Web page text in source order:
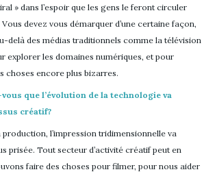
» dans l’espoir que les gens le feront circuler
devez vous démarquer d’une certaine façon,
delà des médias traditionnels comme la télévision
explorer les domaines numériques, et pour
choses encore plus bizarres.
que l’évolution de la technologie va
créatif?
production, l’impression tridimensionnelle va
prisée. Tout secteur d’activité créatif peut en
faire des choses pour filmer, pour nous aider